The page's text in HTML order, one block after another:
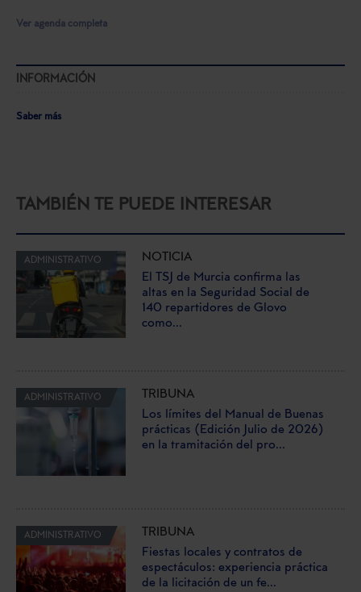
Ver agenda completa
INFORMACIÓN
Saber más
TAMBIÉN TE PUEDE INTERESAR
ADMINISTRATIVO
NOTICIA
El TSJ de Murcia confirma las
altas en la Seguridad Social de
140 repartidores de Glovo
como...
ADMINISTRATIVO
TRIBUNA
Los límites del Manual de Buenas
prácticas (Edición Julio de 2026)
en la tramitación del pro...
ADMINISTRATIVO
TRIBUNA
Fiestas locales y contratos de
espectáculos: experiencia práctica
de la licitación de un fe...